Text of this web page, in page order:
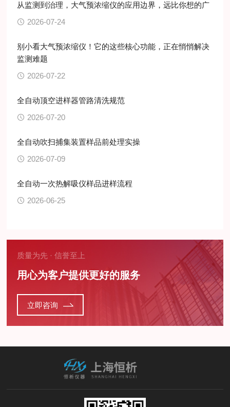
从监测到治理，大气预浓缩仪的应用边界，远比你想的广
2026-07-24
别小看大气预浓缩仪！它的这些核心功能，正在悄悄解决
监测难题
2026-07-22
全自动顶空进样器管路清洗规范
2026-07-20
全自动吹扫捕集装置样品前处理实操
2026-07-09
全自动一次热解吸仪样品进样流程
2026-06-25
质量为先 · 信誉至上
用心为客户提供更好的服务
立即咨询